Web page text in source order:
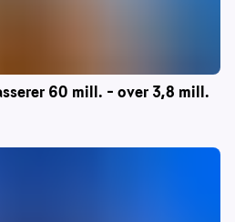
60 mill. – over 3,8 mill.